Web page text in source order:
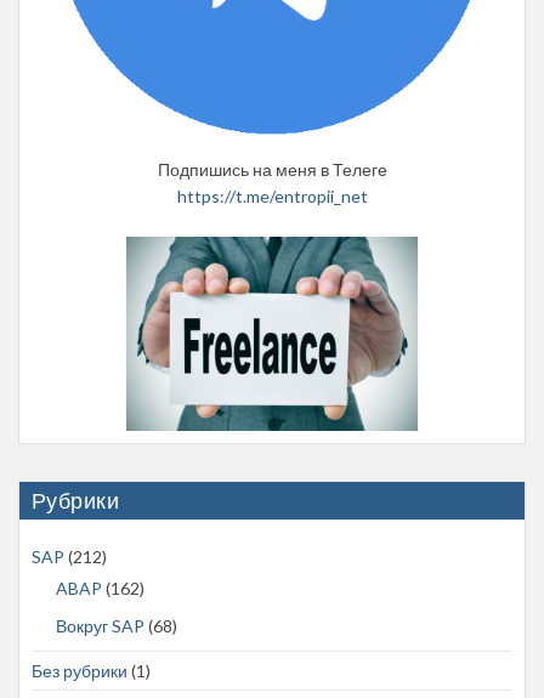
Подпишись на меня в Телеге
https://t.me/entropii_net
Рубрики
SAP (212)
ABAP (162)
Вокруг SAP (68)
Без рубрики (1)